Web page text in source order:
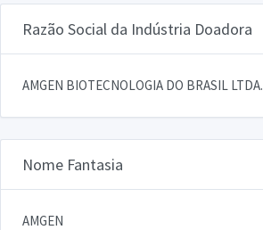
Razão Social da Indústria Doadora
AMGEN BIOTECNOLOGIA DO BRASIL LTDA.
Nome Fantasia
AMGEN